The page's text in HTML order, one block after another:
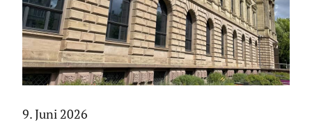
9. Juni 2026